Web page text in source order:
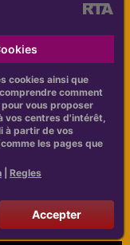
candides de
de vives
leur passion
Sur La Photographie
Candide
cookies ainsi que
comment
vous proposer
vos centres d'intérêt,
à partir de vos
les pages que
Regles
Accepter